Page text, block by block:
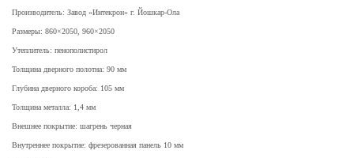
Производитель: Завод «Интекрон» г. Йошкар-Ола
Размеры: 860×2050, 960×2050
Утеплитель: пенополистирол
Толщина дверного полотна: 90 мм
Глубина дверного короба: 105 мм
Толщина металла: 1,4 мм
Внешнее покрытие: шагрень черная
Внутреннее покрытие: фрезерованная панель 10 мм